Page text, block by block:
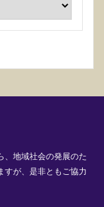
、地域社会の発展のた
すが、是非ともご協力